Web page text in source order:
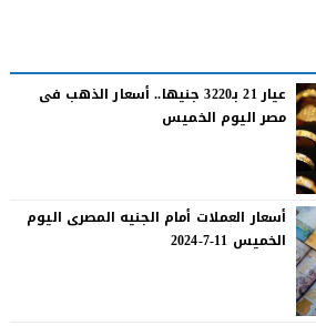
عيار 21 بـ3220 جنيها.. أسعار الذهب فى
مصر اليوم الخميس
أسعار العملات أمام الجنيه المصرى اليوم
الخميس 11-7-2024